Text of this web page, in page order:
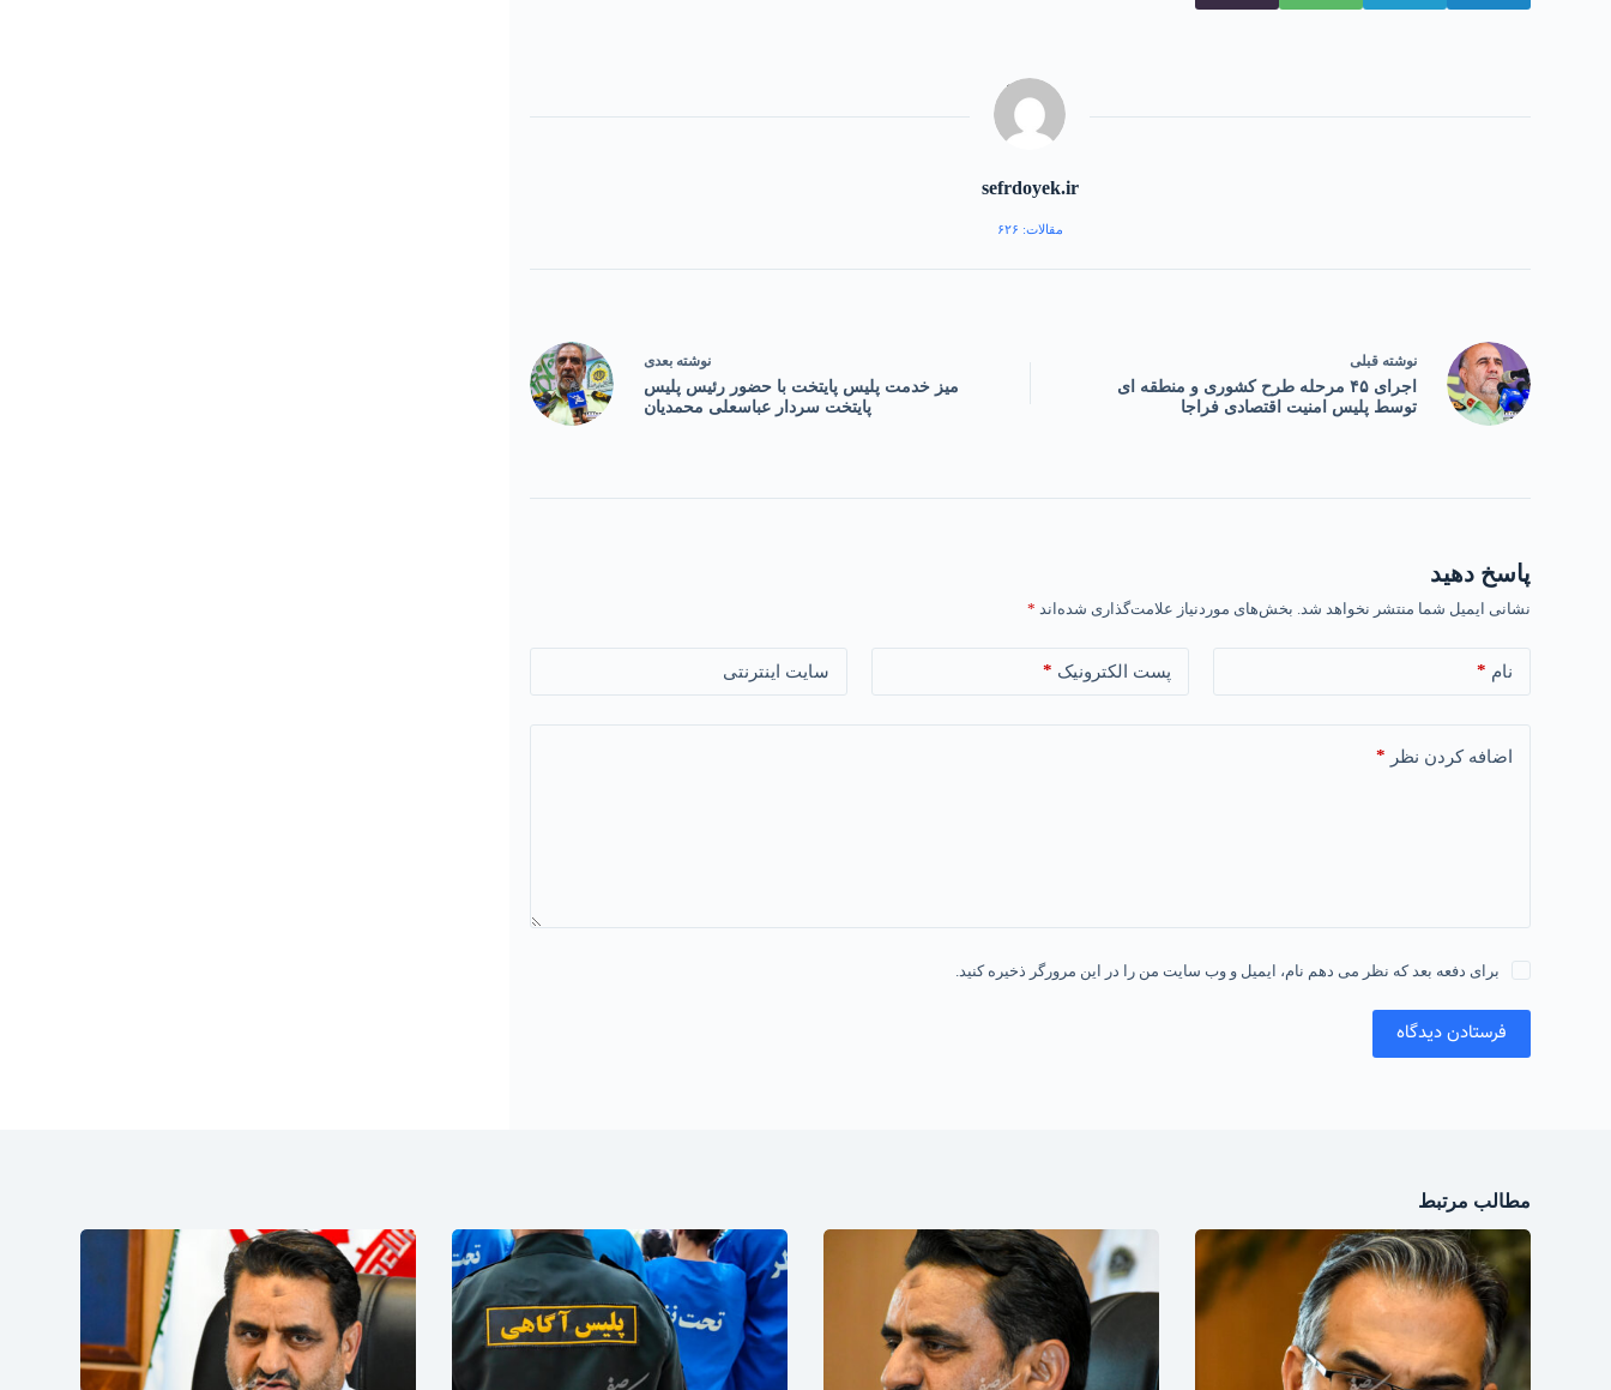
sefrdoyek.ir
مقالات: ۶۲۶
نوشته قبلی
اجرای ۴۵ مرحله طرح کشوری و منطقه ای
توسط پلیس امنیت اقتصادی فراجا
نوشته بعدی
میز خدمت پلیس پایتخت با حضور رئیس پلیس
پایتخت سردار عباسعلی محمدیان
پاسخ دهید
نشانی ایمیل شما منتشر نخواهد شد. بخش‌های موردنیاز علامت‌گذاری شده‌اند *
نام * پست الکترونیک * سایت اینترنتی
اضافه کردن نظر *
برای دفعه بعد که نظر می دهم نام، ایمیل و وب سایت من را در این مرورگر ذخیره کنید.
فرستادن دیدگاه
مطالب مرتبط